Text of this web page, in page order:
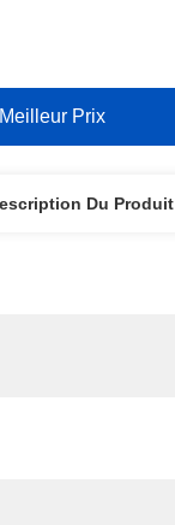
Prix
Du Produit